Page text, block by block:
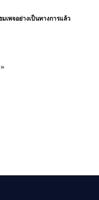
มเพจอย่างเป็นทางการแล้ว
»